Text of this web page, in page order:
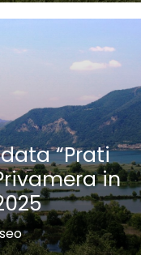
“Prati
in